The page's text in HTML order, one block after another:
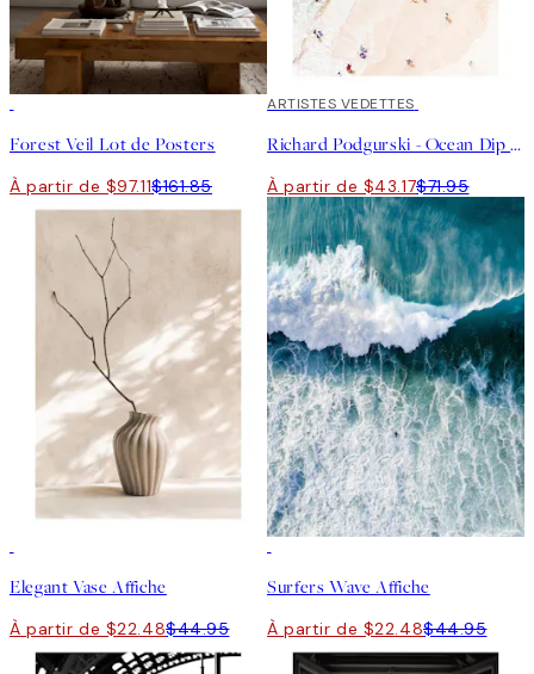
Forest Veil Lot de Posters
À partir de $97.11$161.85
40%*
ARTISTES VEDETTES
Richard Podgurski - Ocean Dip Affiche
À partir de $43.17$71.95
Elegant Vase Affiche
À partir de $22.48$44.95
Surfers Wave Affiche
À partir de $22.48$44.95